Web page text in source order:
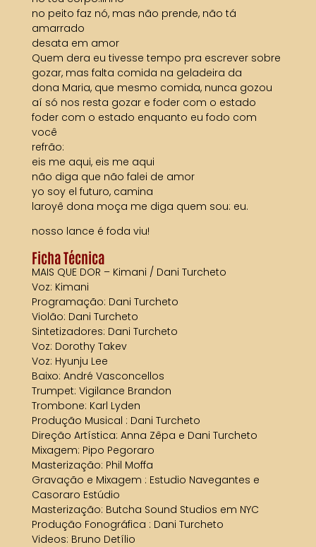
no peito faz nó, mas não prende, não tá
amarrado
desata em amor
Quem dera eu tivesse tempo pra escrever sobre
gozar, mas falta comida na geladeira da
dona Maria, que mesmo comida, nunca gozou
aí só nos resta gozar e foder com o estado
foder com o estado enquanto eu fodo com
você
refrão:
eis me aqui, eis me aqui
não diga que não falei de amor
yo soy el futuro, camina
laroyê dona moça me diga quem sou: eu.
nosso lance é foda viu!
Ficha Técnica
MAIS QUE DOR – Kimani / Dani Turcheto
Voz: Kimani
Programação: Dani Turcheto
Violão: Dani Turcheto
Sintetizadores: Dani Turcheto
Voz: Dorothy Takev
Voz: Hyunju Lee
Baixo: André Vasconcellos
Trumpet: Vigilance Brandon
Trombone: Karl Lyden
Produção Musical : Dani Turcheto
Direção Artística: Anna Zêpa e Dani Turcheto
Mixagem: Pipo Pegoraro
Masterização: Phil Moffa
Gravação e Mixagem : Estudio Navegantes e
Casoraro Estúdio
Masterização: Butcha Sound Studios em NYC
Produção Fonográfica : Dani Turcheto
Videos: Bruno Detílio